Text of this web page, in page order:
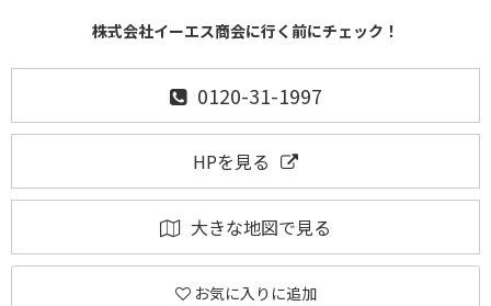
株式会社イーエス商会に行く前にチェック！
0120-31-1997
HPを見る
大きな地図で見る
お気に入りに追加